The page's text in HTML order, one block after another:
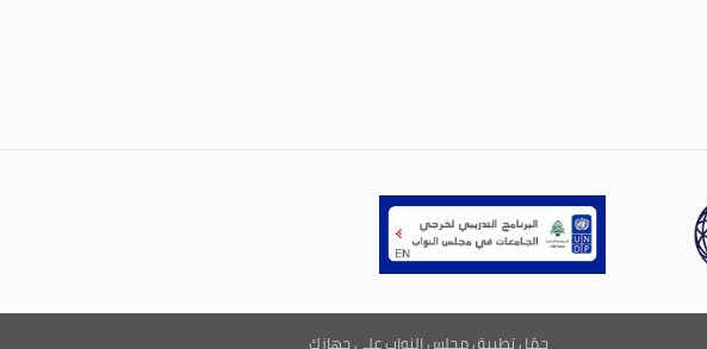
حمّل تطبيق مجلس النواب على جهازك